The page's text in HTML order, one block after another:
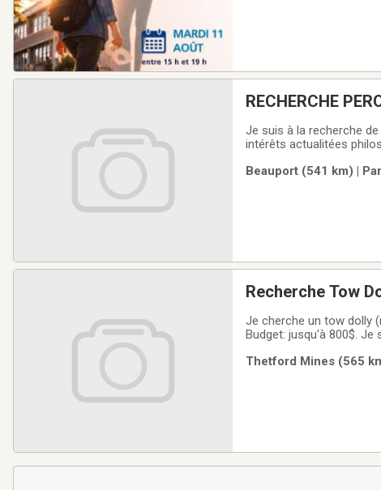
RECHERCHE
Je suis à la recherche
intérêts actualitées
Beauport (541 km) |
Recherche Tow
Je cherche un tow dolly
Budget: jusqu'à 800$. Je
Thetford Mines (565